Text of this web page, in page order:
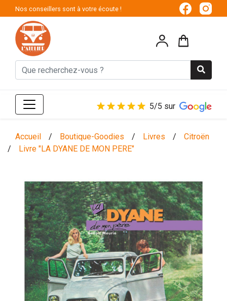
Nos conseillers sont à votre écoute !
5/5 sur
Accueil / Boutique-Goodies / Livres /
Citroën
/
Livre "LA DYANE DE MON PERE"